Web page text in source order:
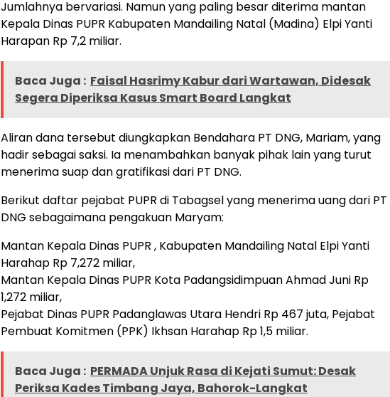
Jumlahnya bervariasi. Namun yang paling besar diterima mantan
Kepala Dinas PUPR Kabupaten Mandailing Natal (Madina) Elpi Yanti
Harapan Rp 7,2 miliar.
Baca Juga : Faisal Hasrimy Kabur dari Wartawan, Didesak
Segera Diperiksa Kasus Smart Board Langkat
Aliran dana tersebut diungkapkan Bendahara PT DNG, Mariam, yang
hadir sebagai saksi. Ia menambahkan banyak pihak lain yang turut
menerima suap dan gratifikasi dari PT DNG.
Berikut daftar pejabat PUPR di Tabagsel yang menerima uang dari PT
DNG sebagaimana pengakuan Maryam:
Mantan Kepala Dinas PUPR , Kabupaten Mandailing Natal Elpi Yanti
Harahap Rp 7,272 miliar,
Mantan Kepala Dinas PUPR Kota Padangsidimpuan Ahmad Juni Rp
1,272 miliar,
Pejabat Dinas PUPR Padanglawas Utara Hendri Rp 467 juta, Pejabat
Pembuat Komitmen (PPK) Ikhsan Harahap Rp 1,5 miliar.
Baca Juga : PERMADA Unjuk Rasa di Kejati Sumut: Desak
Periksa Kades Timbang Jaya, Bahorok-Langkat